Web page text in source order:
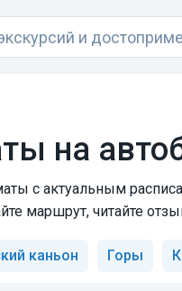
на
с актуальным
маршрут, читайте
каньон Горы